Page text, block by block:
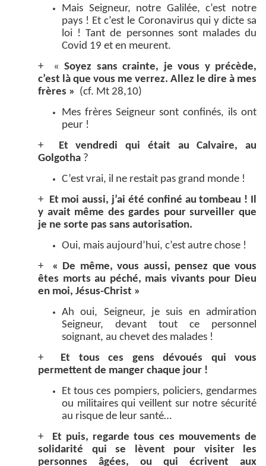
Mais Seigneur, notre Galilée, c’est notre
pays ! Et c’est le Coronavirus qui y dicte sa
loi ! Tant de personnes sont malades du
Covid 19 et en meurent.
+ «Soyez sans crainte, je vous y précède,
c’est là que vous me verrez. Allez le dire à mes
frères » (cf. Mt 28,10)
Mes frères Seigneur sont confinés, ils ont
peur !
+ Et vendredi qui était au Calvaire, au
Golgotha ?
C’est vrai, il ne restait pas grand monde !
+ Et moi aussi, j’ai été confiné au tombeau ! Il
y avait même des gardes pour surveiller que
je ne sorte pas sans autorisation.
Oui, mais aujourd’hui, c’est autre chose !
+ « De même, vous aussi, pensez que vous
êtes morts au péché, mais vivants pour Dieu
en moi, Jésus-Christ »
Ah oui, Seigneur, je suis en admiration
Seigneur, devant tout ce personnel
soignant, au chevet des malades !
+ Et tous ces gens dévoués qui vous
permettent de manger chaque jour !
Et tous ces pompiers, policiers, gendarmes
ou militaires qui veillent sur notre sécurité
au risque de leur santé…
+ Et puis, regarde tous ces mouvements de
solidarité qui se lèvent pour visiter les
personnes âgées, ou qui écrivent aux